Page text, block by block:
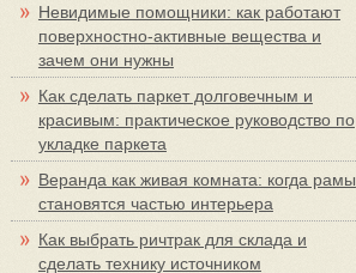
Невидимые помощники: как работают
поверхностно-активные вещества и
зачем они нужны
Как сделать паркет долговечным и
красивым: практическое руководство по
укладке паркета
Веранда как живая комната: когда рамы
становятся частью интерьера
Как выбрать ричтрак для склада и
сделать технику источником